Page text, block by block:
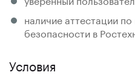
наличие аттестации
безопасности в
Условия